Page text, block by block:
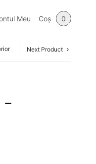
Meu Coș 0
Next Product